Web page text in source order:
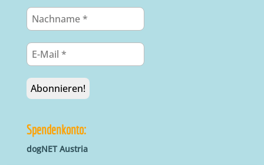
Spendenkonto:
dogNET Austria